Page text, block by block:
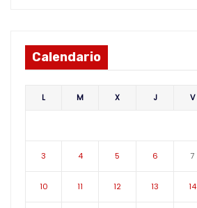
Calendario
L M X J V
3 4 5 6 7
10 11 12 13 14